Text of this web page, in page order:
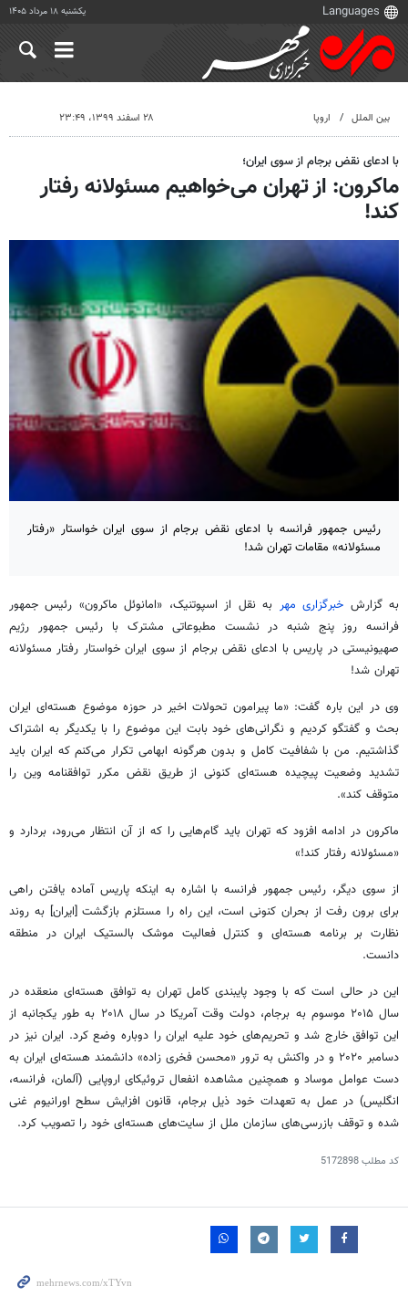
یکشنبه ۱۸ مرداد ۱۴۰۵
بین الملل اروپا ۲۸ اسفند ۱۳۹۹، ۲۳:۴۹
با ادعای نقض برجام از سوی ایران؛
ماکرون: از تهران می‌خواهیم مسئولانه رفتار
کند!
رئیس جمهور فرانسه با ادعای نقض برجام از سوی ایران خواستار «رفتار
مسئولانه» مقامات تهران شد!
به گزارش خبرگزاری مهر به نقل از اسپوتنیک، «امانوئل ماکرون» رئیس جمهور
فرانسه روز پنج شنبه در نشست مطبوعاتی مشترک با رئیس جمهور رژیم
صهیونیستی در پاریس با ادعای نقض برجام از سوی ایران خواستار رفتار مسئولانه
تهران شد!
وی در این باره گفت: «ما پیرامون تحولات اخیر در حوزه موضوع هسته‌ای ایران
بحث و گفتگو کردیم و نگرانی‌های خود بابت این موضوع را با یکدیگر به اشتراک
گذاشتیم. من با شفافیت کامل و بدون هرگونه ابهامی تکرار می‌کنم که ایران باید
تشدید وضعیت پیچیده هسته‌ای کنونی از طریق نقض مکرر توافقنامه وین را
متوقف کند».
ماکرون در ادامه افزود که تهران باید گام‌هایی را که از آن انتظار می‌رود، بردارد و
«مسئولانه رفتار کند!»
از سوی دیگر، رئیس جمهور فرانسه با اشاره به اینکه پاریس آماده یافتن راهی
برای برون رفت از بحران کنونی است، این راه را مستلزم بازگشت [ایران] به روند
نظارت بر برنامه هسته‌ای و کنترل فعالیت موشک بالستیک ایران در منطقه
دانست.
این در حالی است که با وجود پایبندی کامل تهران به توافق هسته‌ای منعقده در
سال ۲۰۱۵ موسوم به برجام، دولت وقت آمریکا در سال ۲۰۱۸ به طور یکجانبه از
این توافق خارج شد و تحریم‌های خود علیه ایران را دوباره وضع کرد. ایران نیز در
دسامبر
و در واکنش به ترور «محسن فخری زاده» دانشمند هسته‌ای ایران به
دست عوامل موساد و همچنین مشاهده انفعال تروئیکایاروپایی (آلمان، فرانسه،
انگلیس) در عمل به تعهدات خود ذیل برجام، قانون افزایش سطح اورانیوم غنی
شده و توقف بازرسی‌های سازمان ملل از سایت‌های هسته‌ای خود را تصویب کرد.
کد مطلب5172898